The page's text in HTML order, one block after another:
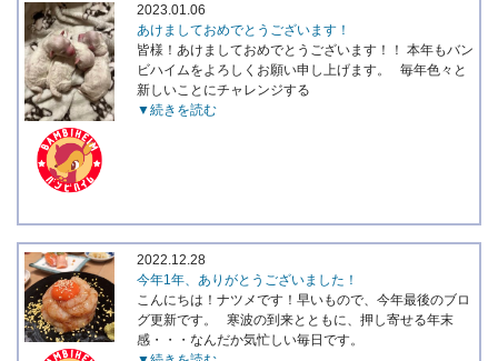
2023.01.06
あけましておめでとうございます！
皆様！あけましておめでとうございます！！ 本年もバン
ビハイムをよろしくお願い申し上げます。 毎年色々と
新しいことにチャレンジする
▼続きを読む
2022.12.28
今年1年、ありがとうございました！
こんにちは！ナツメです！早いもので、今年最後のブロ
グ更新です。 寒波の到来とともに、押し寄せる年末
感・・・なんだか気忙しい毎日です。